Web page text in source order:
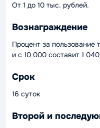
От 1 до 10 тыс. рублей.
Вознаграждение
Процент за пользование
и с 10 000 составит 1
Срок
16 суток
Второй и